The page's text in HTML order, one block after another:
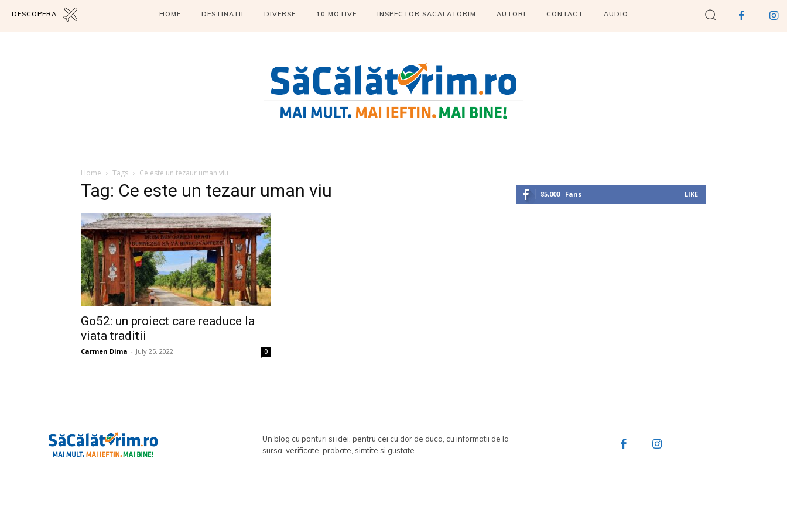
DESCOPERA HOME DESTINATII DIVERSE 10 MOTIVE INSPECTOR SACALATORIM AUTORI CONTACT AUDIO
Home Tags Ce este un tezaur uman viu
Tag: Ce este un tezaur uman viu
Go52: un proiect care readuce la
viata traditii
Carmen Dima - July 25, 2022 0
85,000 Fans LIKE
Un blog cu ponturi si idei, pentru cei cu dor de duca, cu informatii de la
sursa, verificate, probate, simtite si gustate...